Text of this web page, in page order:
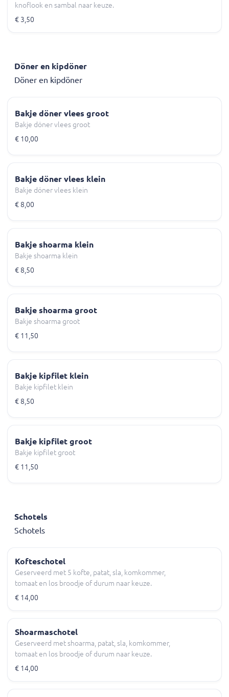
knoflook en sambal naar keuze.
€ 3,50
Döner en kipdöner
Döner en kipdöner
Bakje döner vlees groot
Bakje döner vlees groot
€ 10,00
Bakje döner vlees klein
Bakje döner vlees klein
€ 8,00
Bakje shoarma klein
Bakje shoarma klein
€ 8,50
Bakje shoarma groot
Bakje shoarma groot
€ 11,50
Bakje kipfilet klein
Bakje kipfilet klein
€ 8,50
Bakje kipfilet groot
Bakje kipfilet groot
€ 11,50
Schotels
Schotels
Kofteschotel
Geserveerd met 5 kofte, patat, sla, komkommer,
tomaat en los broodje of durum naar keuze.
€ 14,00
Shoarmaschotel
Geserveerd met shoarma, patat, sla, komkommer,
tomaat en los broodje of durum naar keuze.
€ 14,00